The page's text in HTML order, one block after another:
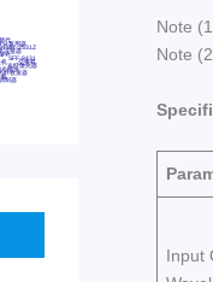
代
分复用器
HFBR-2531Z
连接器
SFF-8431
交换机
光纤激光器
光模块
纤收发器
制器
Note
Note
Input